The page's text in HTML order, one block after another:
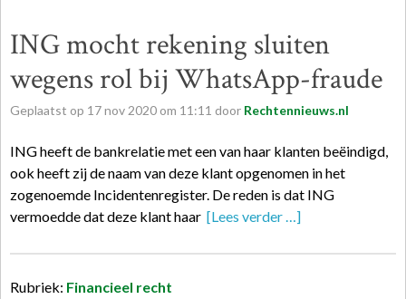
ING mocht rekening sluiten
wegens rol bij WhatsApp-fraude
Geplaatst op 17nov 2020 om 11:11 door Rechtennieuws.nl
ING heeft de bankrelatie met een van haar klanten beëindigd,
ook heeft zij de naam van deze klant opgenomen in het
zogenoemde Incidentenregister. De reden is dat ING
vermoedde dat deze klant haar [Lees verder …]
Rubriek: Financieel recht